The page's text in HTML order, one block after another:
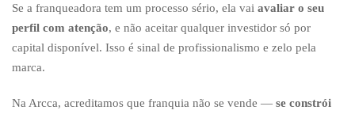
Se a franqueadora tem um processo sério, ela vai avaliar o seu
perfil com atenção, e não aceitar qualquer investidor só por
capital disponível. Isso é sinal de profissionalismo e zelo pela
marca.
Na Arcca, acreditamos que franquia não se vende — se constrói